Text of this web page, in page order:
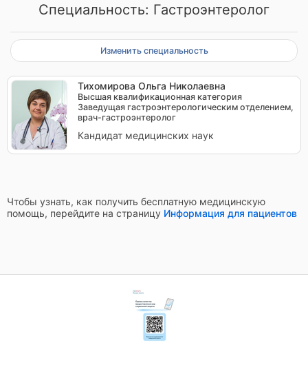
Специальность: Гастроэнтеролог
Изменить специальность
Тихомирова Ольга Николаевна
Высшая квалификационная категория
Заведущая гастроэнтерологическим отделением,
врач-гастроэнтеролог
Кандидат медицинских наук
Чтобы узнать, как получить бесплатную медицинскую
помощь, перейдите на страницу Информация для пациентов